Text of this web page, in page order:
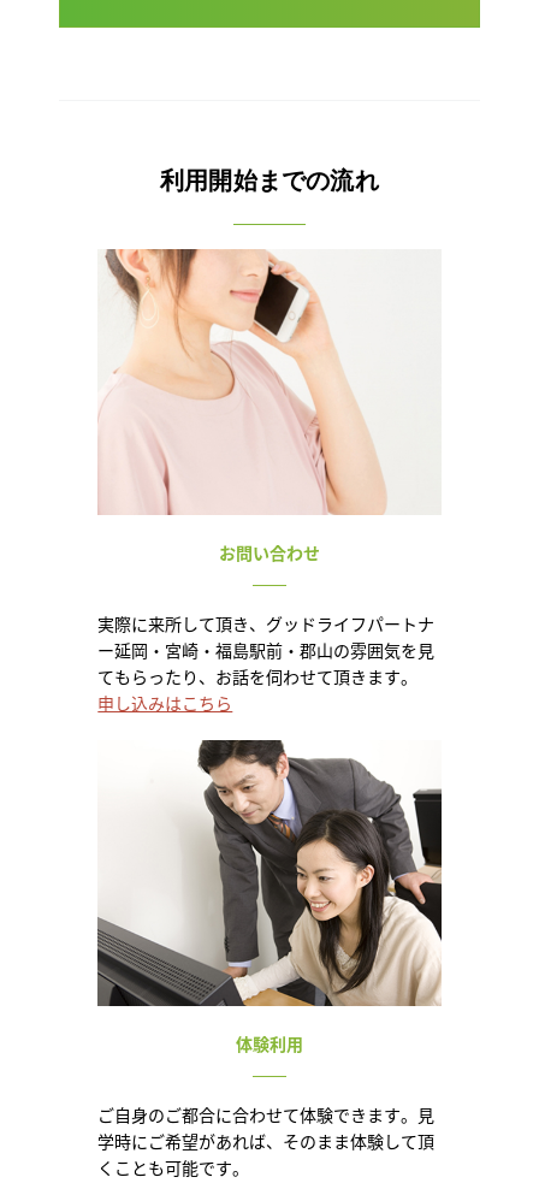
利用開始までの流れ
お問い合わせ
実際に来所して頂き、グッドライフパートナ
ー延岡・宮崎・福島駅前・郡山の雰囲気を見
てもらったり、お話を伺わせて頂きます。
申し込みはこちら
体験利用
ご自身のご都合に合わせて体験できます。見
学時にご希望があれば、そのまま体験して頂
くことも可能です。